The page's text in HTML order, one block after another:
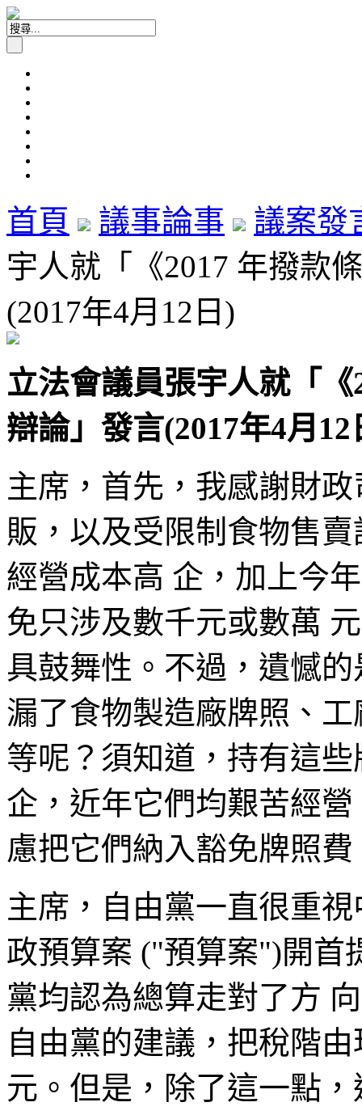
首頁 議事論事
議案發
宇人就「《2017 年撥款
(2017年4月12日)
立法會議員張宇人就「
辯論」發言(2017年4月12
主席，首先，我感謝財
販，以及受限制食物售
經營成本高 企，加上今
免只涉及數千元或數萬
具鼓舞性。不過，遺憾
漏了食物製造廠牌照、
等呢？須知道，持有這
企，近年它們均艱苦經
慮把它們納入豁免牌照
主席，自由黨一直很重
政預算案 ("預算案")開首
黨均認為總算走對了方
自由黨的建議，把稅階
元。但是，除了這一點